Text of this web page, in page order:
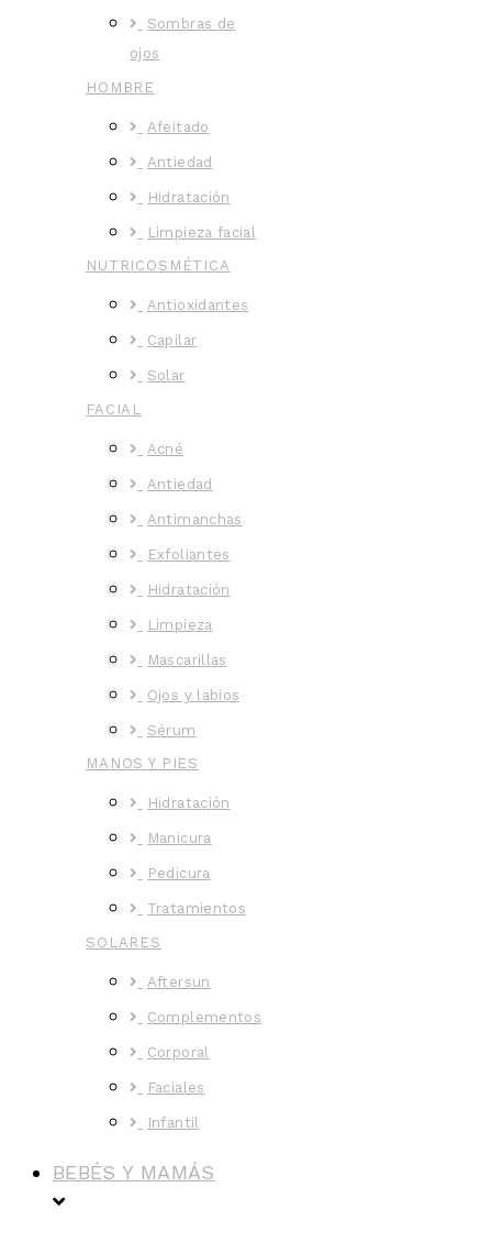
Sombras de
ojos
HOMBRE
Afeitado
Antiedad
Hidratación
Limpieza facial
NUTRICOSMÉTICA
Antioxidantes
Capilar
Solar
FACIAL
Acné
Antiedad
Antimanchas
Exfoliantes
Hidratación
Limpieza
Mascarillas
Ojos y labios
Sérum
MANOS Y PIES
Hidratación
Manicura
Pedicura
Tratamientos
SOLARES
Aftersun
Complementos
Corporal
Faciales
Infantil
BEBÉS Y MAMÁS